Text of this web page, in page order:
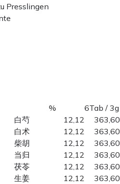
Presslingen
%
6Tab / 3g
白芍 12,12
363,60
白术 12,12
363,60
柴胡 12,12
363,60
当归 12,12
363,60
茯苓 12,12
363,60
生姜 12,12
363,60